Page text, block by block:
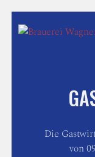
Inhalt
Die
von